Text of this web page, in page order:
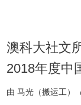
澳科大社文
2018年度中
由 马光（搬运工）